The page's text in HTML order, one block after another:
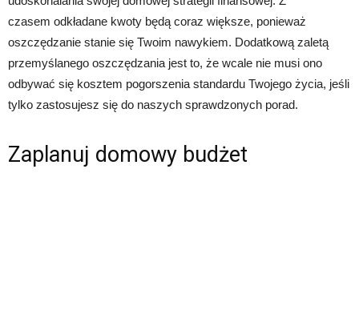
czasem odkładane kwoty będą coraz większe, ponieważ
oszczędzanie stanie się Twoim nawykiem. Dodatkową zaletą
przemyślanego oszczędzania jest to, że wcale nie musi ono
odbywać się kosztem pogorszenia standardu Twojego życia, jeśli
tylko zastosujesz się do naszych sprawdzonych porad.
Zaplanuj domowy budżet